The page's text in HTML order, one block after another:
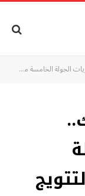
الخامسة من مرحلة التتويج